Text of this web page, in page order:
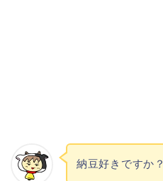
納豆好きですか？